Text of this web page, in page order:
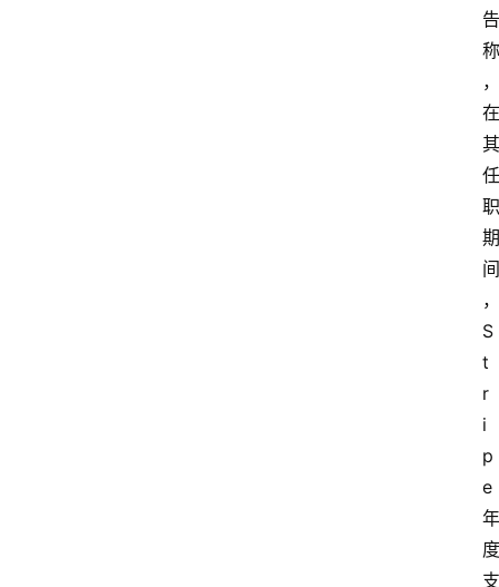
告
称
，
在
其
任
职
期
间
，
S
t
r
i
p
e
年
度
支